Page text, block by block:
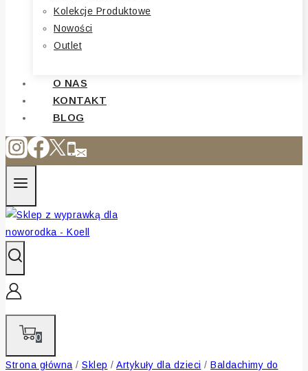
Kolekcje Produktowe
Nowości
Outlet
O NAS
KONTAKT
BLOG
0
Strona główna / Sklep / Artykuły dla dzieci / Baldachimy do